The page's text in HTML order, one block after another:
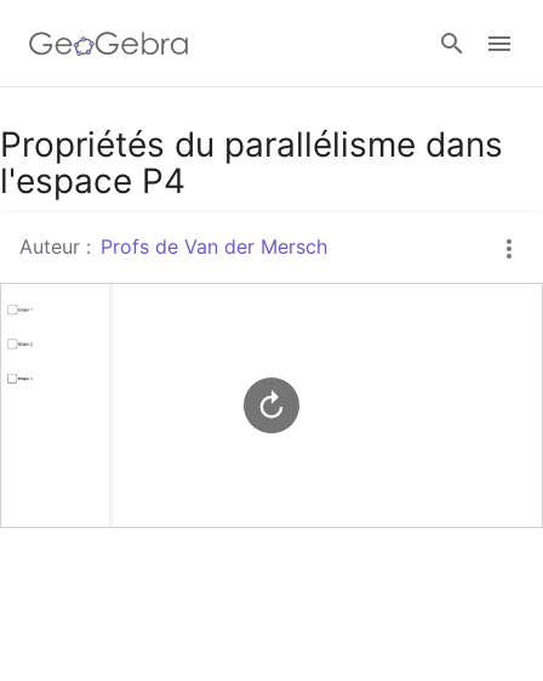
Google Classroom
Propriétés du parallélisme dans
l'espace P4
Auteur : Profs de Van der Mersch